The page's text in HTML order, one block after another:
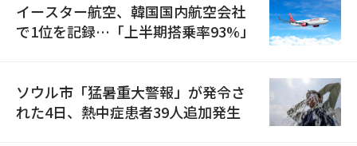
イースター航空、韓国国内航空会社
で1位を記録…「上半期搭乗率93%」
ソウル市「猛暑重大警報」が発令さ
れた4日、熱中症患者39人追加発生